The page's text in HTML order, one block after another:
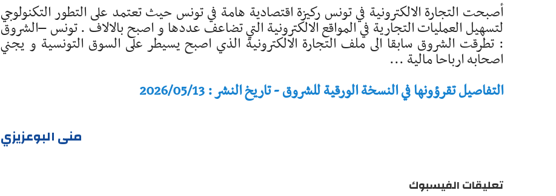
أصبحت التجارة الالكترونية في تونس ركيزة اقتصادية هامة في تونس حيث تعتمد على التطور التكنولوجي
لتسهيل العمليات التجارية في المواقع الالكترونية التي تضاعف عددها و اصبح بالالاف . تونس –الشروق
: تطرقت الشروق سابقا الى ملف التجارة الالكترونية الذي اصبح يسيطر على السوق التونسية و يجني
اصحابه ارباحا مالية ...
التفاصيل تقرؤونها في النسخة الورقية للشروق - تاريخ النشر : 2026/05/13
منى البوعزيزي
تعليقات الفيسبوك